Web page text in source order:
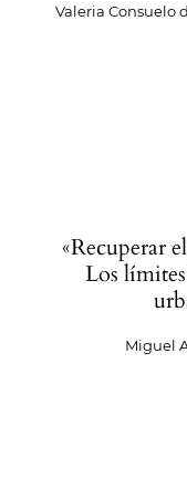
Valeria Consuelo
«Recuperar
Los
Miguel